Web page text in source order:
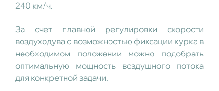
240 км/ч.
За счет плавной регулировки скорости
воздуходува с возможностью фиксации курка в
необходимом положении можно подобрать
оптимальную мощность воздушного потока
для конкретной задачи.